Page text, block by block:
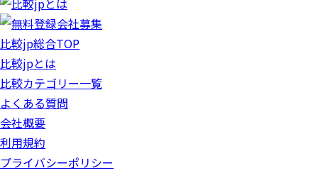
比較jp総合TOP
比較jpとは
比較カテゴリー一覧
よくある質問
会社概要
利用規約
プライバシーポリシー